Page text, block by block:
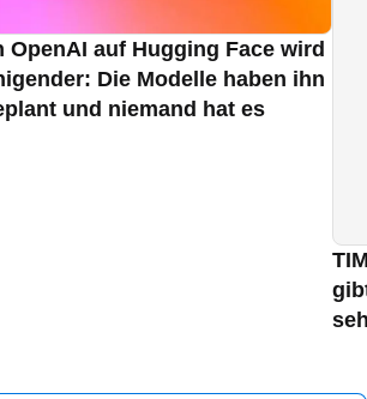
OpenAI auf Hugging Face wird
Die Modelle haben ihn
und niemand hat es